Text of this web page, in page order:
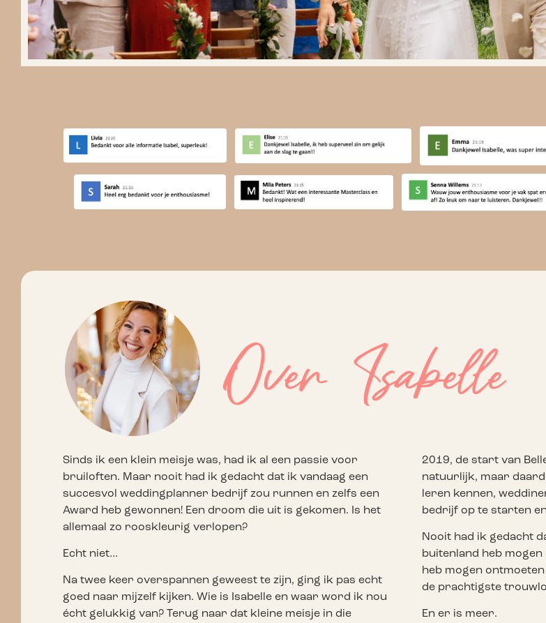
Over Isabelle
Sinds ik een klein meisje was, had ik al een passie voor
bruiloften. Maar nooit had ik gedacht dat ik vandaag een
succesvol weddingplanner bedrijf zou runnen en zelfs een
Award heb gewonnen! Een droom die uit is gekomen. Is het
allemaal zo rooskleurig verlopen?
Echt niet…
Na twee keer overspannen geweest te zijn, ging ik pas echt
goed naar mijzelf kijken. Wie is Isabelle en waar word ik nou
écht gelukkig van? Terug naar dat kleine meisje in die
2019, de start van
natuurlijk, maar
leren kennen,
bedrijf op te starten
Nooit had ik gedacht
buitenland heb
heb mogen
de prachtigste
En er is meer.